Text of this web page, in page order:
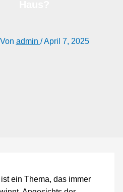
Von admin /April 7, 2025
ein Thema, das immer